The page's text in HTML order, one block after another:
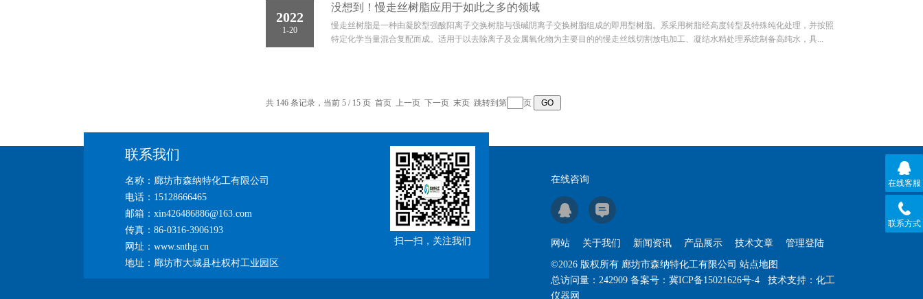
2022
1-20
没想到！慢走丝树脂应用于如此之多的领域
慢走丝树脂是一种由凝胶型强酸阳离子交换树脂与强碱阴离子交换树脂组成的即用型树脂。系采用树脂经高度转型及特殊纯化处理，并按照
特定化学当量混合复配而成。适用于以去除离子及金属氧化物为主要目的的慢走丝线切割放电加工、凝结水精处理系统制备高纯水，具...
共 146 条记录，当前 5 / 15 页 首页 上一页 下一页 末页 跳转到第 页
联系我们
名称：廊坊市森纳特化工有限公司
电话：15128666465
邮箱：xin426486886@163.com
传真：86-0316-3906193
网址：www.snthg.cn
地址：廊坊市大城县杜权村工业园区
扫一扫，关注我们
在线咨询
网站 关于我们 新闻资讯 产品展示 技术文章 管理登陆
©2026 版权所有 廊坊市森纳特化工有限公司 站点地图
总访问量： 242909 备案号：冀ICP备15021626号-4 技术支持： 化工
仪器网
在线客服
联系方式